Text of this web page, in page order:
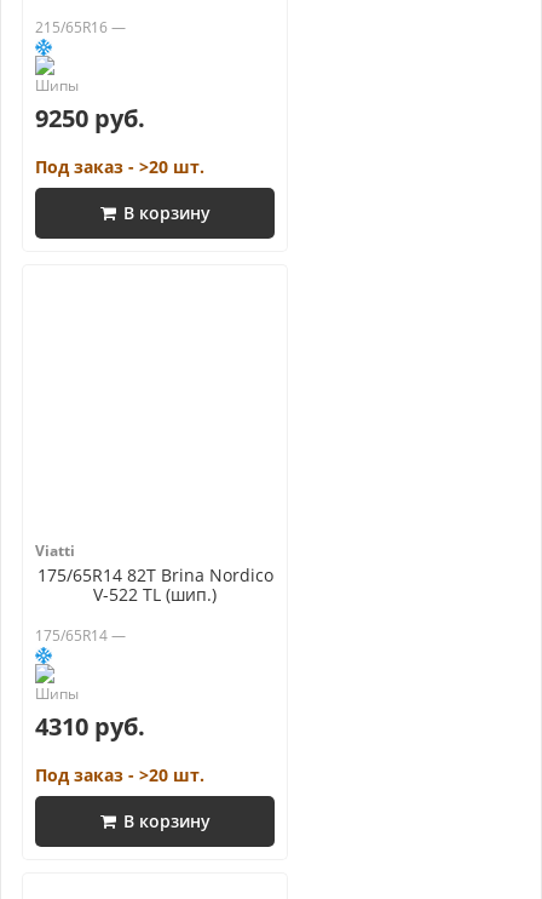
215/65R16 —
9250 руб.
Под заказ - >20 шт.
В корзину
Viatti
175/65R14 82T Brina Nordico
V-522 TL (шип.)
175/65R14 —
4310 руб.
Под заказ - >20 шт.
В корзину